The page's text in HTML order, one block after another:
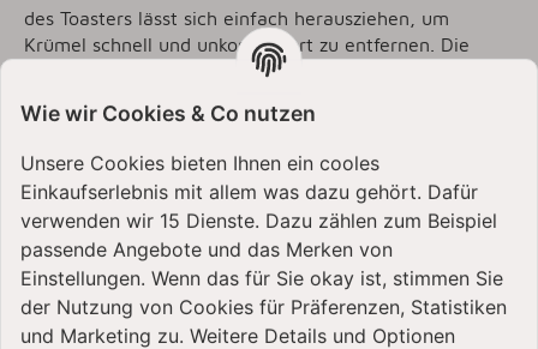
des Toasters lässt sich einfach herausziehen, um
Krümel schnell und unkompliziert zu entfernen. Die
Reinigung ist ein Kinderspiel, allerdings sollte die
5KMT2109 eine erstklassige Toast-Erfahrung mit
zahlreichen Funktionen, die dir das perfekte Toasten
leicht machen. Entdecke die Vielseitigkeit und Qualität
dieses Toasters und starte jeden Morgen mit
köstlichem,perfekt getoastetem Brotin den Tag.
Wie wir Cookies & Co nutzen
Unsere Cookies bieten Ihnen ein cooles
Einkaufserlebnis mit allem was dazu gehört. Dafür
verwenden wir 15 Dienste. Dazu zählen zum Beispiel
passende Angebote und das Merken von
Einstellungen. Wenn das für Sie okay ist, stimmen Sie
der Nutzung von Cookies für Präferenzen, Statistiken
und Marketing zu. Weitere Details und Optionen